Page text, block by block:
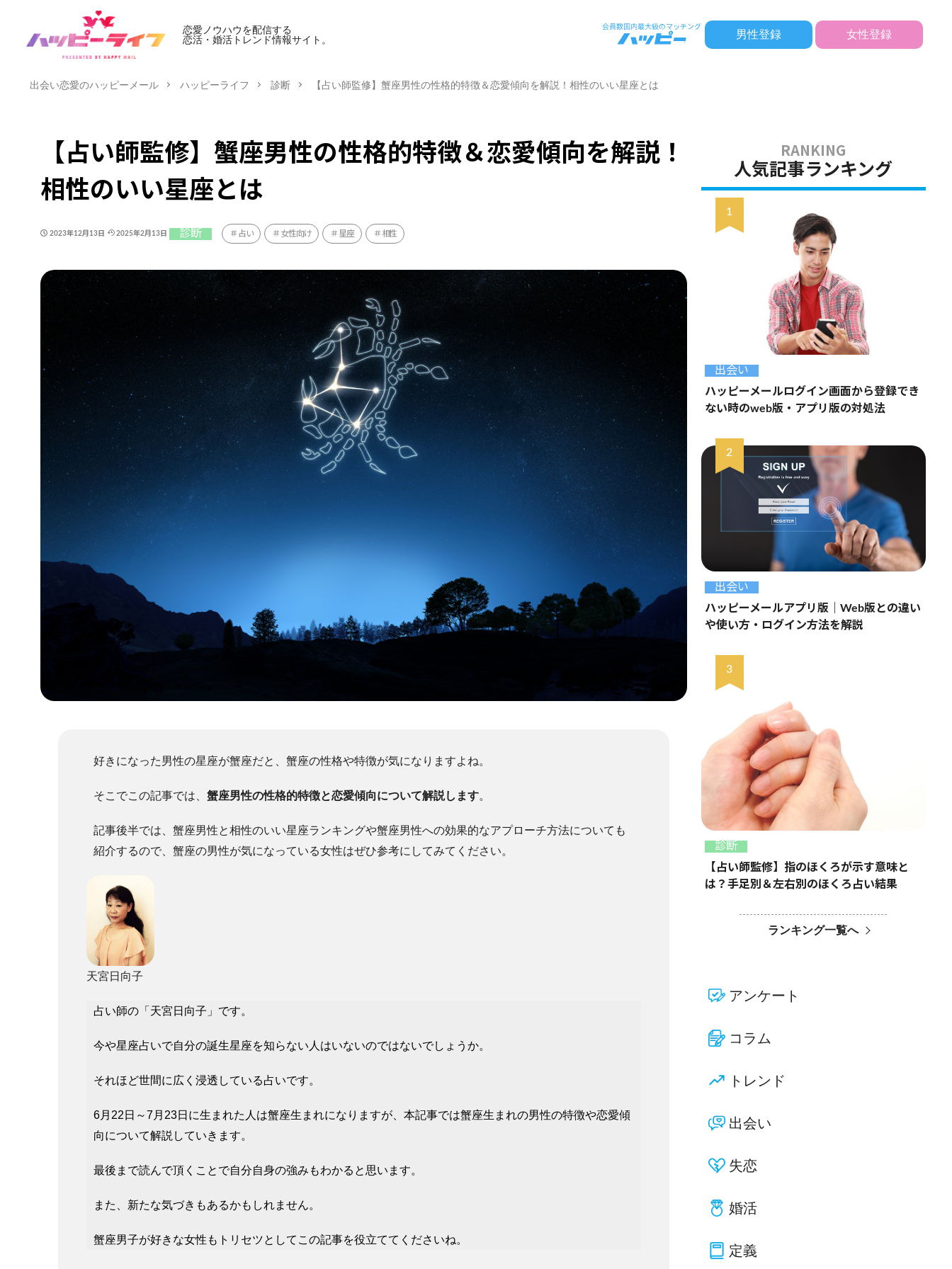
恋愛ノウハウを配信する
恋活・婚活トレンド情報サイト。
男性登録 女性登録
出会い恋愛のハッピーメール ハッピーライフ 診断 【占い師監修】蟹座男性の性格的特徴＆恋愛傾向を解説！相性のいい星座とは
【占い師監修】蟹座男性の性格的特徴＆恋愛傾向を解説！
相性のいい星座とは
2023年12月13日 2025年2月13日 診断 占い 女性向け 星座 相性
好きになった男性の星座が蟹座だと、蟹座の性格や特徴が気になりますよね。
そこでこの記事では、 蟹座男性の性格的特徴と恋愛傾向について解説します。
記事後半では、蟹座男性と相性のいい星座ランキングや蟹座男性への効果的なアプローチ方法についても
紹介するので、蟹座の男性が気になっている女性はぜひ参考にしてみてください。
天宮日向子
占い師の「天宮日向子」です。
今や星座占いで自分の誕生星座を知らない人はいないのではないでしょうか。
それほど世間に広く浸透している占いです。
6月22日～7月23日に生まれた人は蟹座生まれになりますが、本記事では蟹座生まれの男性の特徴や恋愛傾
向について解説していきます。
最後まで読んで頂くことで自分自身の強みもわかると思います。
また、新たな気づきもあるかもしれません。
蟹座男子が好きな女性もトリセツとしてこの記事を役立ててくださいね。
人気記事ランキング
出会い
ハッピーメールログイン画面から登録でき
ない時のweb版・アプリ版の対処法
出会い
ハッピーメールアプリ版｜Web版との違い
や使い方・ログイン方法を解説
診断
【占い師監修】指のほくろが示す意味と
は？手足別＆左右別のほくろ占い結果
ランキング一覧へ
アンケート
コラム
トレンド
出会い
失恋
婚活
定義